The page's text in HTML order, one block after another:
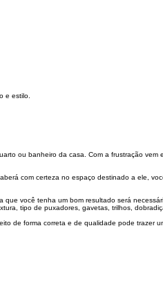
e estilo.
ou banheiro da casa. Com a frustração
com certeza no espaço destinado a ele,
você tenha um bom resultado será
tipo de puxadores, gavetas, trilhos,
de forma correta e de qualidade pode trazer